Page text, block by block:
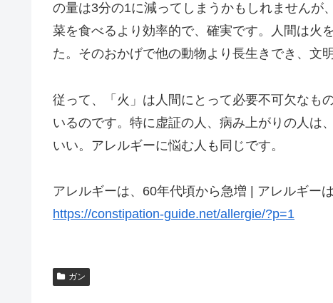
の量は3分の1に減ってしまうかもしれませんが
菜を食べるより効率的で、確実です。人間は火
た。そのおかげで他の動物より長生きでき、文
従って、「火」は人間にとって必要不可欠なも
いるのです。特に虚証の人、病み上がりの人は
いい。アレルギーに悩む人も同じです。
アレルギーは、60年代頃から急増 | アレルギー
https://constipation-guide.net/allergie/?p=1
ガン